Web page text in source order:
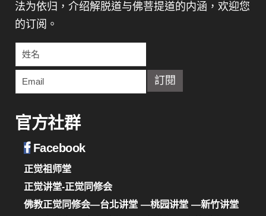
法为依归，介绍解脱道与佛菩提道的内涵，欢迎您
的订阅。
官方社群
Facebook
正觉祖师堂
正觉讲堂-正觉同修会
佛教正觉同修会—台北讲堂 —桃园讲堂 —新竹讲堂